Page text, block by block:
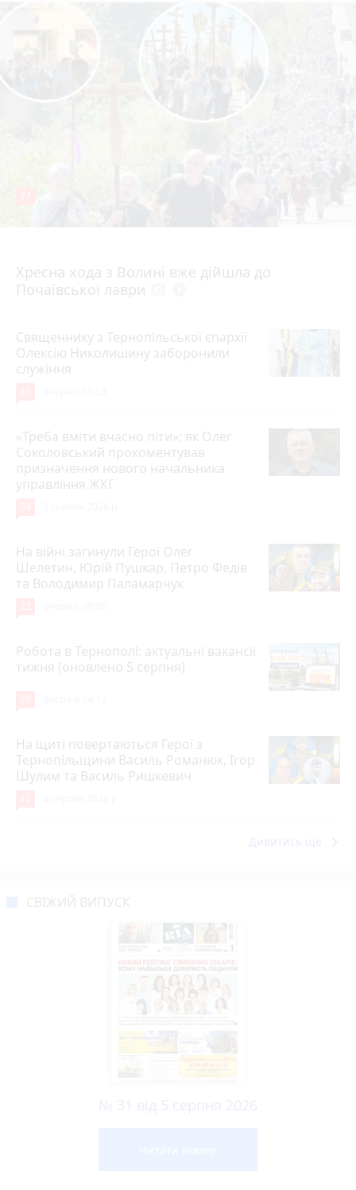
Хресна хода з Волині вже дійшла до
Почаївської лаври
Священнику з Тернопільської єпархії
Олексію Николишину заборонили
служіння
«Треба вміти вчасно піти»: як Олег
Соколовський прокоментував
призначення нового начальника
управління ЖКГ
На війні загинули Герої Олег
Шелетин, Юрій Пушкар, Петро Федів
та Володимир Паламарчук
Робота в Тернополі: актуальні вакансії
тижня (оновлено 5 серпня)
На щиті повертаються Герої з
Тернопільщини Василь Романюк, Ігор
Шулим та Василь Ришкевич